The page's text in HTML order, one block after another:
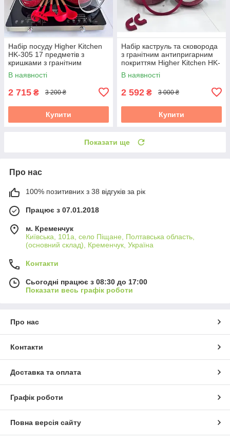
Набір посуду Higher Kitchen
HK-305 17 предметів з
кришками з гранітним
покриттям | каструлі | ківш |
сковорода
В наявності
2 715 ₴ 3 200 ₴
Купити
Набір каструль та сковорода
з гранітним антипригарним
покриттям Higher Kitchen HK-
324 чорний 10 предметів
В наявності
2 592 ₴ 3 000 ₴
Купити
Показати ще
Про нас
100% позитивних з 38 відгуків за рік
Працює з 07.01.2018
м. Кременчук
Київська, 101а, село Піщане, Полтавська область,
(основний склад), Кременчук, Україна
Контакти
Сьогодні працює з 08:30 до 17:00
Показати весь графік роботи
Про нас
Контакти
Доставка та оплата
Графік роботи
Повна версія сайту